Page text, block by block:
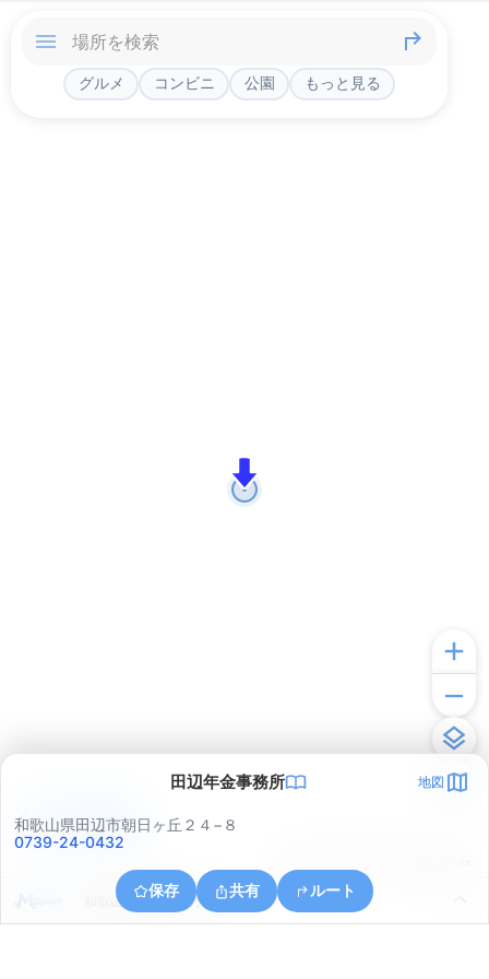
グルメ コンビニ 公園 もっと見る
田辺年金事務所 地図
和歌山県田辺市朝日ヶ丘２４−８
0739-24-0432
保存 共有 ルート
和歌山県田辺市下万呂
アプリで見る